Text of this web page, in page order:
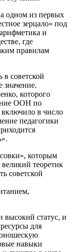
одном из первых
зерцало» под
и
где
правилам
советской
значение.
которого
ООН по
включило в число
педагогики
которым
теоретик
советской
высокий статус, и
для
навыки